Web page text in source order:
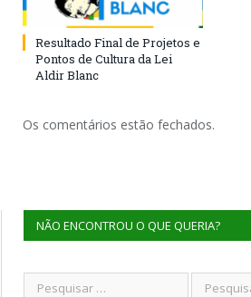
Resultado Final de Projetos e
Pontos de Cultura da Lei
Aldir Blanc
Os comentários estão fechados.
NÃO ENCONTROU O QUE QUERIA?